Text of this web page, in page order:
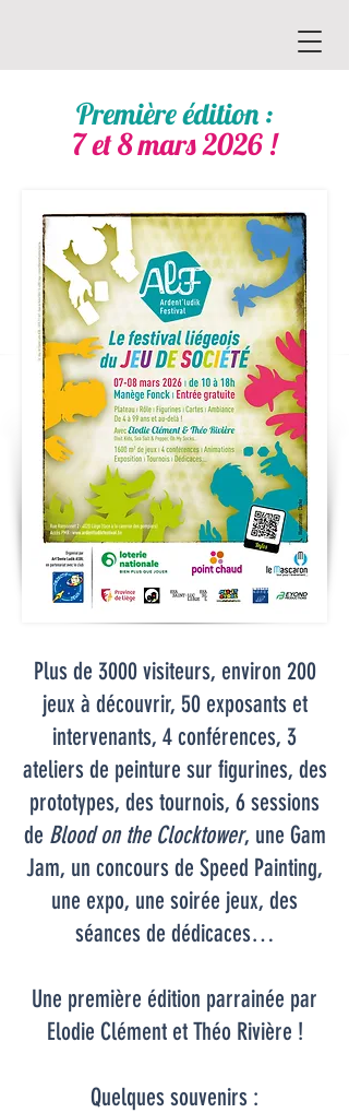
Première édition :
7 et 8 mars 2026 !
Plus de 3000 visiteurs, environ 200
jeux à découvrir, 50 exposants et
intervenants, 4 conférences, 3
ateliers de peinture sur figurines, des
prototypes, des tournois, 6 sessions
de Blood on the Clocktower, une Gam
Jam, un concours de Speed Painting,
une expo, une soirée jeux, des
séances de dédicaces…
Une première édition parrainée par
Elodie Clément et Théo Rivière !
Quelques souvenirs :